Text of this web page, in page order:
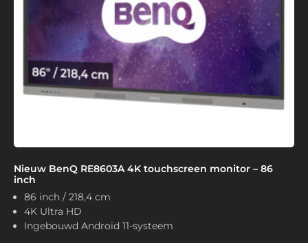
Nieuw BenQ RE8603A 4K touchscreen monitor – 86
inch
86 inch / 218,4 cm
4K Ultra HD
Ingebouwd Android 11-systeem